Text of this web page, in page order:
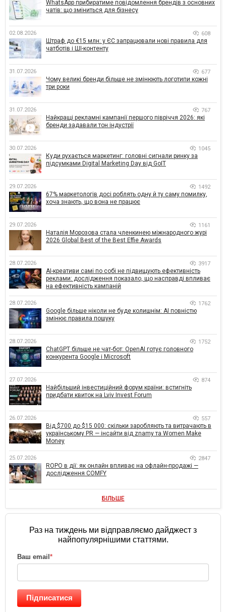
WhatsApp прибиратиме повідомлення брендів з основних
чатів: що зміниться для бізнесу
02.08.2026 608
Штраф до €15 млн: у ЄС запрацювали нові правила для
чатботів і ШІ-контенту
31.07.2026 677
Чому великі бренди більше не змінюють логотипи кожні
три роки
31.07.2026 767
Найкращі рекламні кампанії першого півріччя 2026: які
бренди задавали тон індустрії
30.07.2026 1045
Куди рухається маркетинг: головні сигнали ринку за
підсумками Digital Marketing Day від GoIT
29.07.2026 1492
67% маркетологів досі роблять одну й ту саму помилку,
хоча знають, що вона не працює
29.07.2026 1161
Наталія Морозова стала членкинею міжнародного журі
2026 Global Best of the Best Effie Awards
28.07.2026 3917
AI-креативи самі по собі не підвищують ефективність
реклами: дослідження показало, що насправді впливає
на ефективність кампаній
28.07.2026 1762
Google більше ніколи не буде колишнім: AI повністю
змінює правила пошуку
28.07.2026 1752
ChatGPT більше не чат-бот: OpenAI готує головного
конкурента Google і Microsoft
27.07.2026 874
Найбільший інвестиційний форум країни: встигніть
придбати квиток на Lviv Invest Forum
26.07.2026 557
Від $700 до $15 000: скільки заробляють та витрачають в
українському PR — інсайти від znamy та Women Make
Money
25.07.2026 2847
ROPO в дії: як онлайн впливає на офлайн-продажі —
дослідження COMFY
БІЛЬШЕ
Раз на тиждень ми відправляємо дайджест з
найпопулярнішими статтями.
Ваш email *
Підписатися